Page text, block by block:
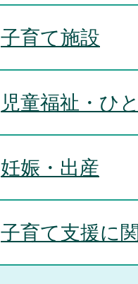
子育て施設
児童福祉・ひ
妊娠・出産
子育て支援に